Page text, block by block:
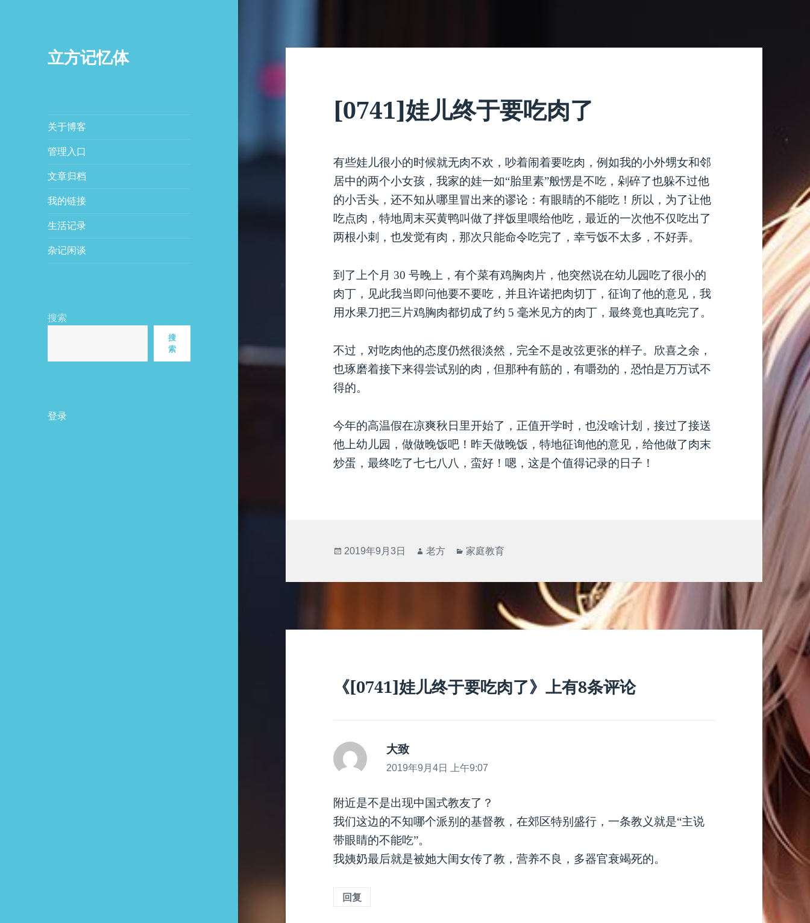
立方记忆体
关于博客
管理入口
文章归档
我的链接
生活记录
杂记闲谈
搜索
搜
索
登录
[0741]娃儿终于要吃肉了
有些娃儿很小的时候就无肉不欢，吵着闹着要吃肉，例如我的小外甥女和邻
居中的两个小女孩，我家的娃一如“胎里素”般愣是不吃，剁碎了也躲不过他
的小舌头，还不知从哪里冒出来的谬论：有眼睛的不能吃！所以，为了让他
吃点肉，特地周末买黄鸭叫做了拌饭里喂给他吃，最近的一次他不仅吃出了
两根小刺，也发觉有肉，那次只能命令吃完了，幸亏饭不太多，不好弄。
到了上个月 30 号晚上，有个菜有鸡胸肉片，他突然说在幼儿园吃了很小的
肉丁，见此我当即问他要不要吃，并且许诺把肉切丁，征询了他的意见，我
用水果刀把三片鸡胸肉都切成了约 5 毫米见方的肉丁，最终竟也真吃完了。
不过，对吃肉他的态度仍然很淡然，完全不是改弦更张的样子。欣喜之余，
也琢磨着接下来得尝试别的肉，但那种有筋的，有嚼劲的，恐怕是万万试不
得的。
今年的高温假在凉爽秋日里开始了，正值开学时，也没啥计划，接过了接送
他上幼儿园，做做晚饭吧！昨天做晚饭，特地征询他的意见，给他做了肉末
炒蛋，最终吃了七七八八，蛮好！嗯，这是个值得记录的日子！
发
2019年9月3日
作
老方
分
家庭教育
《[0741]娃儿终于要吃肉了》上有8条评论
大致
道：
2019年9月4日 上午9:07
附近是不是出现中国式教友了？
我们这边的不知哪个派别的基督教，在郊区特别盛行，一条教义就是“主说
带眼睛的不能吃”。
我姨奶最后就是被她大闺女传了教，营养不良，多器官衰竭死的。
回复